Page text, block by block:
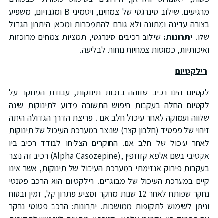
מרגיעים. שילוב סינרגטי של צמחים, ויטמיני B ומגנזיום, משפיע
בצורה עדינה ומתונה ולא גורם להתמכרות ומכאן היתרון הגדול
שלו. יתרונות: שילוב רכיבים סינרגטי, תמציות צמחים מרוכזות
ואיכותיות, כמוסות צמחיות נוחות לבליעה.
רילקטיום
לקטיום הינו רכיב שזוהה בזכות תינוקות, עבודת המחקר על
לקטיום החלה בעקבות חיפוש התשובה מדוע לתינוקות שינה
שלווה ועמוקה לאחר עיכול חלב אם . פריצת הדרך הגדולה היתה
זיהוי של פפטיד (חלבון קצר) שנוצר במערכת העיכול של תינוקות
לאחר עיכול של חלב אם. החוקרים הצליחו לבודד רכיב ביו
אקטיבי בשם אלפא קזוזפין ,(Alpha Casozepine) רכיב זה נוצר
בעקבות פירוק אנזימתי במערכת העיכול של תינוקות, אשר אינו
קיים במערכת העיכול של מבוגרים. רילקטיום הוא הרכב פטנטי
נחקר שפותח לאחר 12 שנות מחקר ומציע פתרון קל, זמין ובטוח
וניתן לשימוש לתקופות ממושכות. יתרונות: הרכב פטנטי נחקר